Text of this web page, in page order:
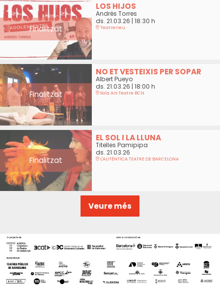
Finalitzat
LOS HIJOS
Andrés Torres
ds. 21.03.26 | 18:30 h
Teatreneu
Finalitzat
NO ET VESTEIXIS PER SOPAR
Albert Pueyo
ds. 21.03.26 | 18:00 h
Sala Ars Teatre BCN
Finalitzat
EL SOL I LA LLUNA
Titelles Pamipipa
ds. 21.03.26
L'AUTÈNTICA TEATRE DE BARCELONA
Veure més